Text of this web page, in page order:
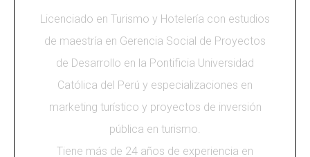
Licenciado en Turismo y Hotelería con estudios
de maestría en Gerencia Social de Proyectos
de Desarrollo en la Pontificia Universidad
Católica del Perú y especializaciones en
marketing turístico y proyectos de inversión
pública en turismo.
Tiene más de 24 años de experiencia en